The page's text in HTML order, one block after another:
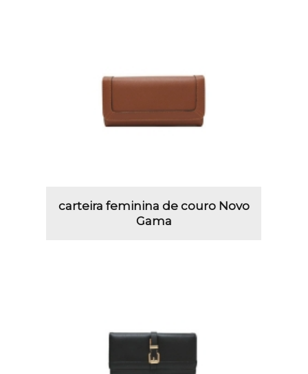
carteira feminina de couro Novo
Gama